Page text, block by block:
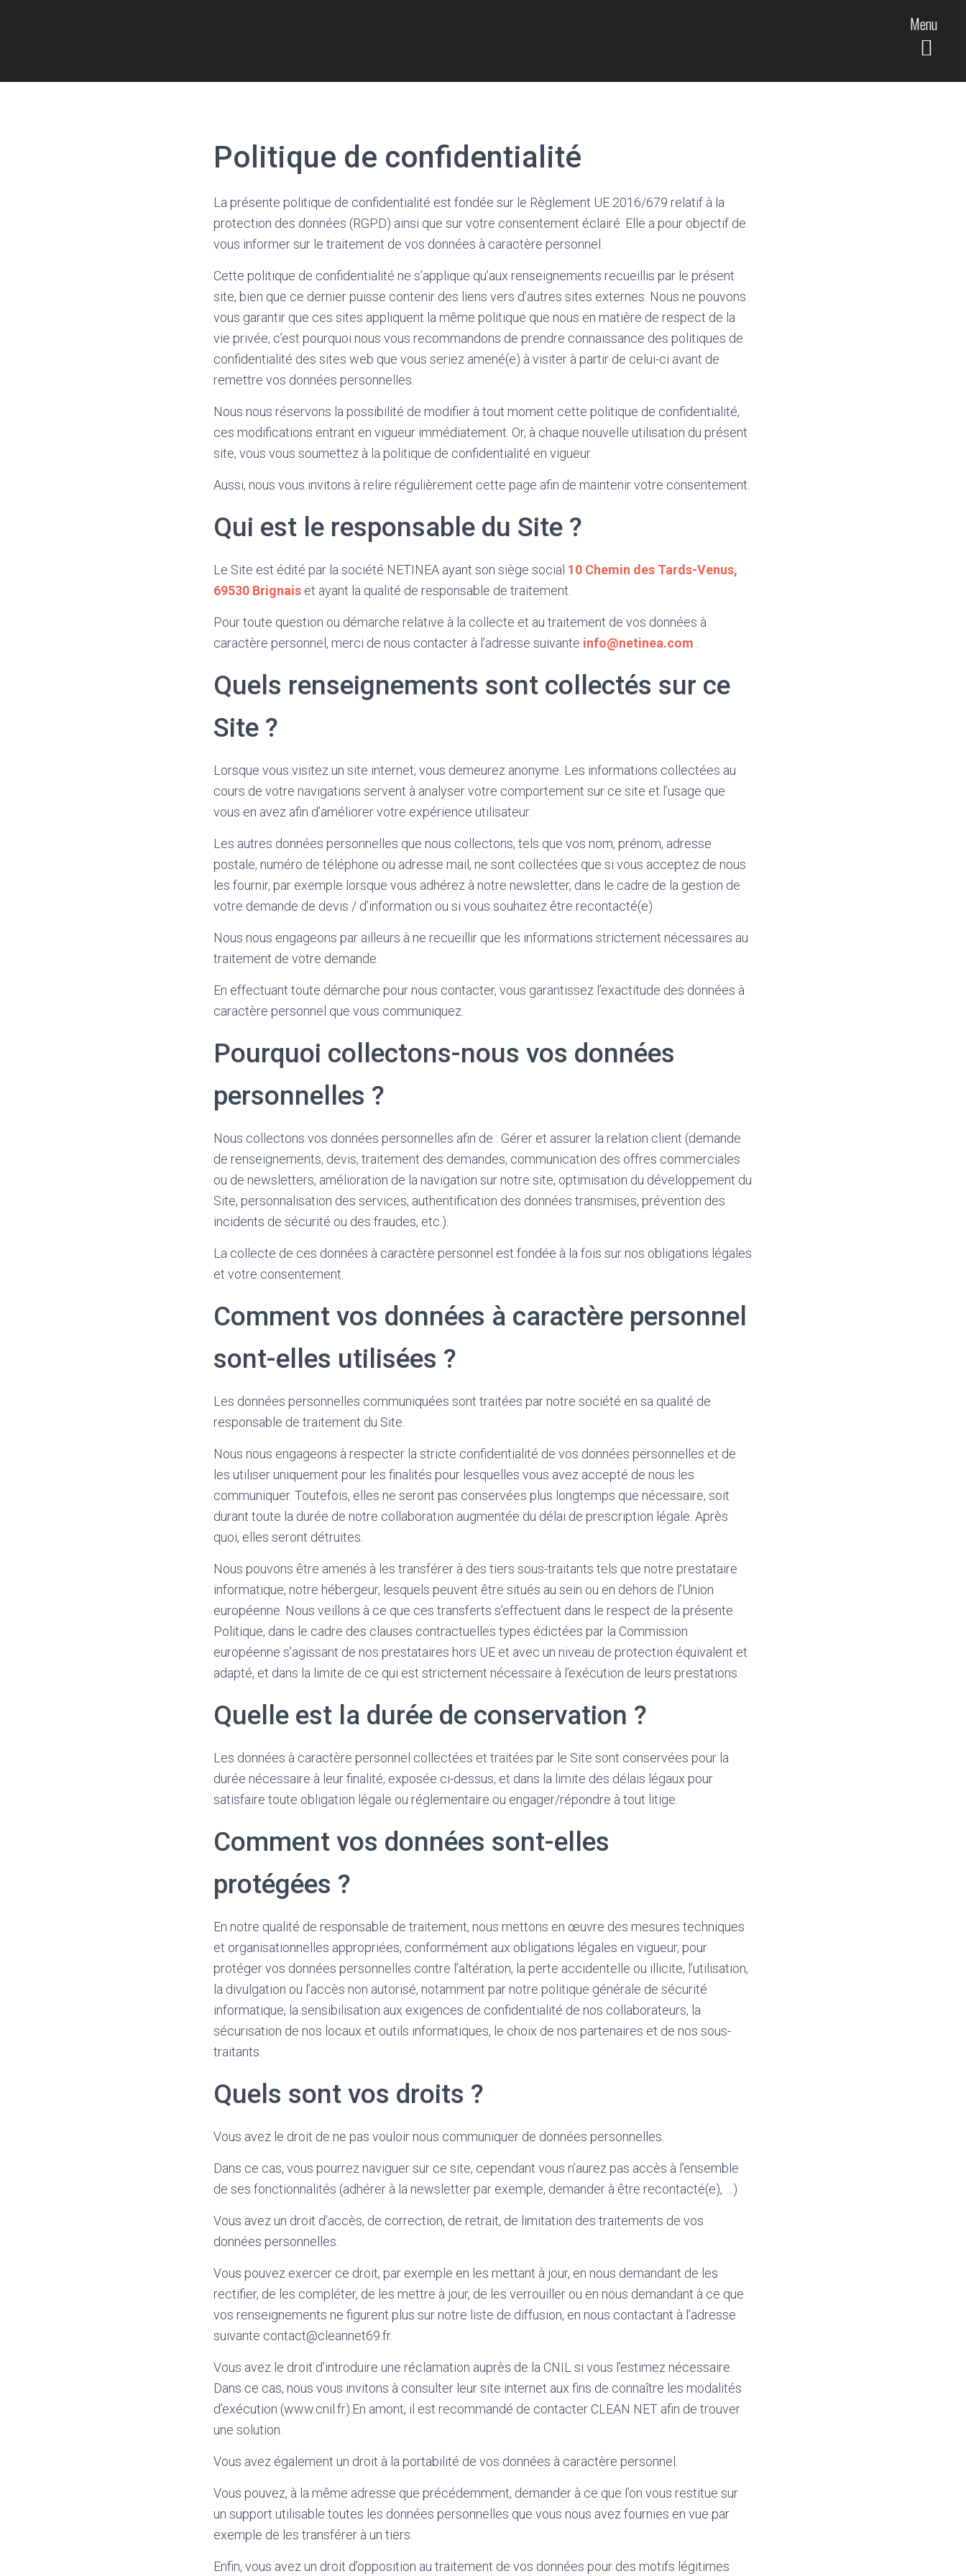
Menu
Politique de confidentialité
La présente politique de confidentialité est fondée sur le Règlement UE 2016/679 relatif à la
protection des données (RGPD) ainsi que sur votre consentement éclairé. Elle a pour objectif de
vous informer sur le traitement de vos données à caractère personnel.
Cette politique de confidentialité ne s’applique qu’aux renseignements recueillis par le présent
site, bien que ce dernier puisse contenir des liens vers d’autres sites externes. Nous ne pouvons
vous garantir que ces sites appliquent la même politique que nous en matière de respect de la
vie privée, c’est pourquoi nous vous recommandons de prendre connaissance des politiques de
confidentialité des sites web que vous seriez amené(e) à visiter à partir de celui-ci avant de
remettre vos données personnelles.
Nous nous réservons la possibilité de modifier à tout moment cette politique de confidentialité,
ces modifications entrant en vigueur immédiatement. Or, à chaque nouvelle utilisation du présent
site, vous vous soumettez à la politique de confidentialité en vigueur.
Aussi, nous vous invitons à relire régulièrement cette page afin de maintenir votre consentement.
Qui est le responsable du Site ?
Le Site est édité par la société NETINEA ayant son siège social 10 Chemin des Tards-Venus,
69530 Brignais et ayant la qualité de responsable de traitement.
Pour toute question ou démarche relative à la collecte et au traitement de vos données à
caractère personnel, merci de nous contacter à l’adresse suivante info@netinea.com
Quels renseignements sont collectés sur ce
Site ?
Lorsque vous visitez un site internet, vous demeurez anonyme. Les informations collectées au
cours de votre navigations servent à analyser votre comportement sur ce site et l’usage que
vous en avez afin d’améliorer votre expérience utilisateur.
Les autres données personnelles que nous collectons, tels que vos nom, prénom, adresse
postale, numéro de téléphone ou adresse mail, ne sont collectées que si vous acceptez de nous
les fournir, par exemple lorsque vous adhérez à notre newsletter, dans le cadre de la gestion de
votre demande de devis / d’information ou si vous souhaitez être recontacté(e).
Nous nous engageons par ailleurs à ne recueillir que les informations strictement nécessaires au
traitement de votre demande.
En effectuant toute démarche pour nous contacter, vous garantissez l’exactitude des données à
caractère personnel que vous communiquez.
Pourquoi collectons-nous vos données
personnelles ?
Nous collectons vos données personnelles afin de : Gérer et assurer la relation client (demande
de renseignements, devis, traitement des demandes, communication des offres commerciales
ou de newsletters, amélioration de la navigation sur notre site, optimisation du développement du
Site, personnalisation des services, authentification des données transmises, prévention des
incidents de sécurité ou des fraudes, etc.).
La collecte de ces données à caractère personnel est fondée à la fois sur nos obligations légales
et votre consentement.
Comment vos données à caractère personnel
sont-elles utilisées ?
Les données personnelles communiquées sont traitées par notre société en sa qualité de
responsable de traitement du Site.
Nous nous engageons à respecter la stricte confidentialité de vos données personnelles et de
les utiliser uniquement pour les finalités pour lesquelles vous avez accepté de nous les
communiquer. Toutefois, elles ne seront pas conservées plus longtemps que nécessaire, soit
durant toute la durée de notre collaboration augmentée du délai de prescription légale. Après
quoi, elles seront détruites.
Nous pouvons être amenés à les transférer à des tiers sous-traitants tels que notre prestataire
informatique, notre hébergeur, lesquels peuvent être situés au sein ou en dehors de l’Union
européenne. Nous veillons à ce que ces transferts s’effectuent dans le respect de la présente
Politique, dans le cadre des clauses contractuelles types édictées par la Commission
européenne s’agissant de nos prestataires hors UE et avec un niveau de protection équivalent et
adapté, et dans la limite de ce qui est strictement nécessaire à l’exécution de leurs prestations.
Quelle est la durée de conservation ?
Les données à caractère personnel collectées et traitées par le Site sont conservées pour la
durée nécessaire à leur finalité, exposée ci-dessus, et dans la limite des délais légaux pour
satisfaire toute obligation légale ou réglementaire ou engager/répondre à tout litige.
Comment vos données sont-elles
protégées ?
En notre qualité de responsable de traitement, nous mettons en œuvre des mesures techniques
et organisationnelles appropriées, conformément aux obligations légales en vigueur, pour
protéger vos données personnelles contre l’altération, la perte accidentelle ou illicite, l’utilisation,
la divulgation ou l’accès non autorisé, notamment par notre politique générale de sécurité
informatique, la sensibilisation aux exigences de confidentialité de nos collaborateurs, la
sécurisation de nos locaux et outils informatiques, le choix de nos partenaires et de nos sous-
traitants.
Quels sont vos droits ?
Vous avez le droit de ne pas vouloir nous communiquer de données personnelles.
Dans ce cas, vous pourrez naviguer sur ce site, cependant vous n’aurez pas accès à l’ensemble
de ses fonctionnalités (adhérer à la newsletter par exemple, demander à être recontacté(e), …)
Vous avez un droit d’accès, de correction, de retrait, de limitation des traitements de vos
données personnelles.
Vous pouvez exercer ce droit, par exemple en les mettant à jour, en nous demandant de les
rectifier, de les compléter, de les mettre à jour, de les verrouiller ou en nous demandant à ce que
vos renseignements ne figurent plus sur notre liste de diffusion, en nous contactant à l’adresse
suivante contact@cleannet69.fr.
Vous avez le droit d’introduire une réclamation auprès de la CNIL si vous l’estimez nécessaire.
Dans ce cas, nous vous invitons à consulter leur site internet aux fins de connaître les modalités
d’exécution (www.cnil.fr).En amont, il est recommandé de contacter CLEAN NET afin de trouver
une solution.
Vous avez également un droit à la portabilité de vos données à caractère personnel.
Vous pouvez, à la même adresse que précédemment, demander à ce que l’on vous restitue sur
un support utilisable toutes les données personnelles que vous nous avez fournies en vue par
exemple de les transférer à un tiers.
Enfin, vous avez un droit d’opposition au traitement de vos données pour des motifs légitimes